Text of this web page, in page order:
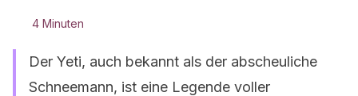
4 Minuten
Der Yeti, auch bekannt als der abscheuliche
Schneemann, ist eine Legende voller